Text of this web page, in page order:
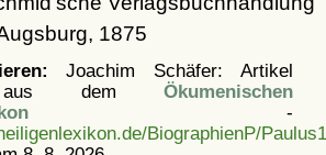
1875
Joachim Schäfer: Artikel
aus dem Ökumenischen
-
BiographienP/